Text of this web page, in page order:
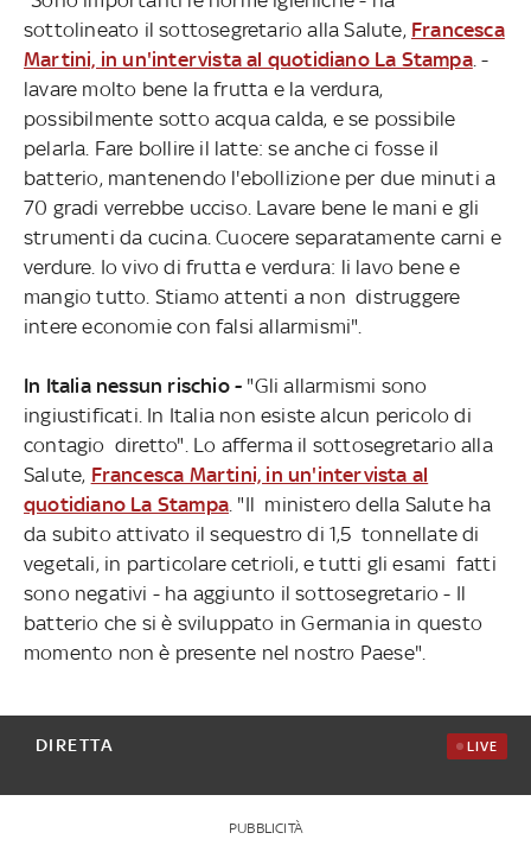
sottolineato il sottosegretario alla Salute, Francesca
Martini, in un'intervista al quotidiano La Stampa. -
lavare molto bene la frutta e la verdura,
possibilmente sotto acqua calda, e se possibile
pelarla. Fare bollire il latte: se anche ci fosse il
batterio, mantenendo l'ebollizione per due minuti a
70 gradi verrebbe ucciso. Lavare bene le mani e gli
strumenti da cucina. Cuocere separatamente carni e
verdure. Io vivo di frutta e verdura: li lavo bene e
mangio tutto. Stiamo attenti a non distruggere
intere economie con falsi allarmismi".
In Italia nessun rischio - "Gli allarmismi sono
ingiustificati. In Italia non esiste alcun pericolo di
contagio diretto". Lo afferma il sottosegretario alla
Salute, Francesca Martini, in un'intervista al
quotidiano La Stampa. "Il ministero della Salute ha
da subito attivato il sequestro di 1,5 tonnellate di
vegetali, in particolare cetrioli, e tutti gli esami fatti
sono negativi - ha aggiunto il sottosegretario - Il
batterio che si è sviluppato in Germania in questo
momento non è presente nel nostro Paese".
DIRETTA LIVE
PUBBLICITÀ